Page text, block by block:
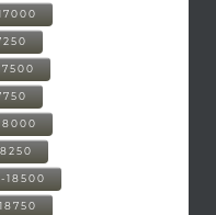
18500